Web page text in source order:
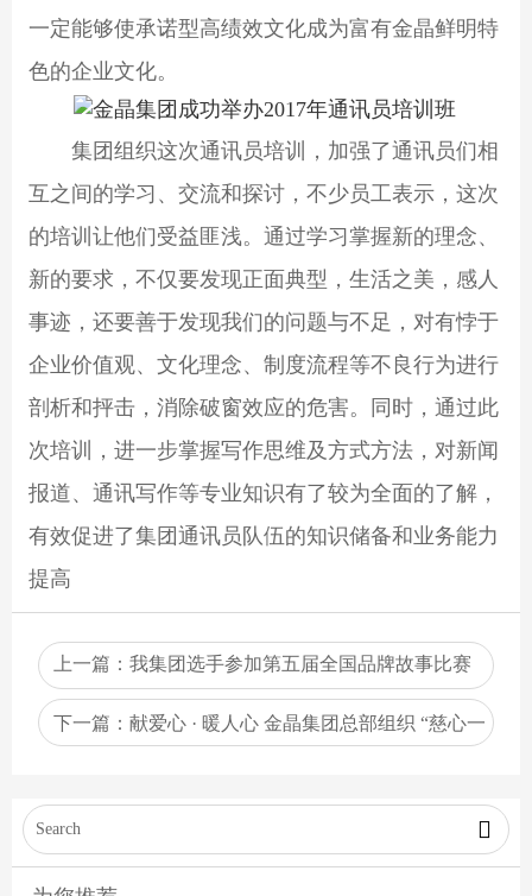
一定能够使承诺型高绩效文化成为富有金晶鲜明特
色的企业文化。
集团组织这次通讯员培训，加强了通讯员们相
互之间的学习、交流和探讨，不少员工表示，这次
的培训让他们受益匪浅。通过学习掌握新的理念、
新的要求，不仅要发现正面典型，生活之美，感人
事迹，还要善于发现我们的问题与不足，对有悖于
企业价值观、文化理念、制度流程等不良行为进行
剖析和抨击，消除破窗效应的危害。同时，通过此
次培训，进一步掌握写作思维及方式方法，对新闻
报道、通讯写作等专业知识有了较为全面的了解，
有效促进了集团通讯员队伍的知识储备和业务能力
提高
上一篇：我集团选手参加第五届全国品牌故事比赛
青岛济南赛场比赛取得良好成绩
下一篇：献爱心 · 暖人心 金晶集团总部组织 “慈心一
